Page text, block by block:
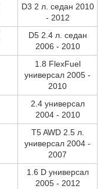
D3 2 л. седан 2010
- 2012
D5 2.4 л. седан
2006 - 2010
1.8 FlexFuel
универсал 2005 -
2010
2.4 универсал
2004 - 2010
T5 AWD 2.5 л.
универсал 2004 -
2007
1.6 D универсал
2005 - 2012